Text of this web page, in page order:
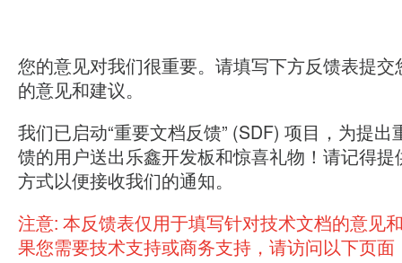
您的意见对我们很重要。请填写下方反馈表提交
的意见和建议。
我们已启动“重要文档反馈” (SDF) 项目，为提出
馈的用户送出乐鑫开发板和惊喜礼物！请记得提
方式以便接收我们的通知。
注意: 本反馈表仅用于填写针对技术文档的意见
果您需要技术支持或商务支持，请访问以下页面